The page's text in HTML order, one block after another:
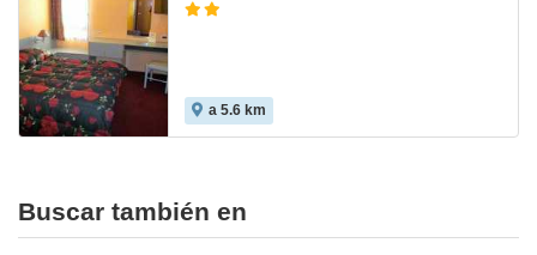
a 5.6 km
Buscar también en